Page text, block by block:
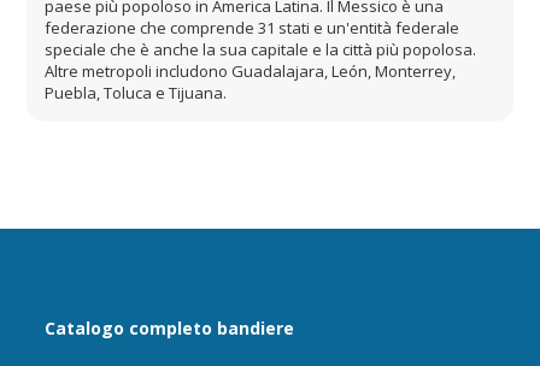
paese più popoloso in America Latina. Il Messico è una
federazione che comprende 31 stati e un'entità federale
speciale che è anche la sua capitale e la città più popolosa.
Altre metropoli includono Guadalajara, León, Monterrey,
Puebla, Toluca e Tijuana.
Catalogo completo bandiere